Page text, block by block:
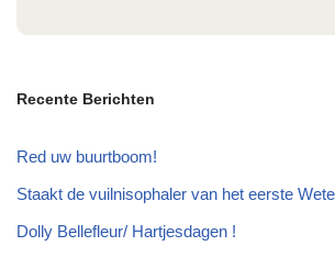
Recente Berichten
Red uw buurtboom!
Staakt de vuilnisophaler van het eerste
Dolly Bellefleur/ Hartjesdagen !